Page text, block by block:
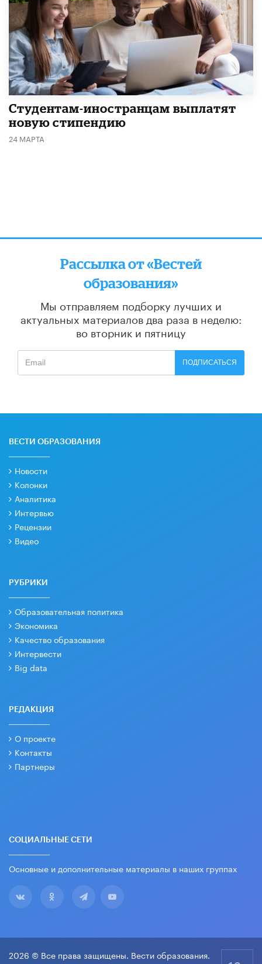
Студентам-иностранцам выплатят
новую стипендию
24 МАРТА
Рассылка от «Вестей
образования»
Мы отправляем подборку лучших и
актуальных материалов два раза в неделю:
во вторник и пятницу
ПОДПИСАТЬСЯ
ВЕСТИ ОБРАЗОВАНИЯ
Новости
Колонки
Аналитика
Интервью
Рецензии
Видео
РУБРИКИ
Образовательная политика
Экономика
Качество образования
Интервести
Big data
РЕДАКЦИЯ
О проекте
Контакты
Партнеры
СОЦИАЛЬНЫЕ СЕТИ
Основные и дополнительные материалы в наших группах
2026 © Все права защищены. Вести образования.